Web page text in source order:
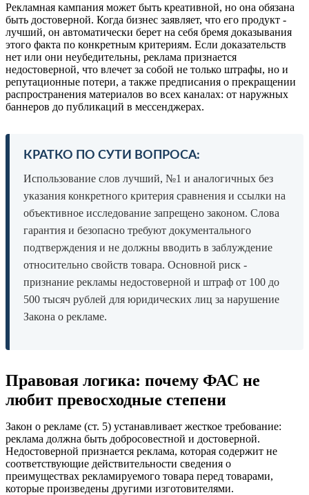
Рекламная кампания может быть креативной, но она обязана
быть достоверной. Когда бизнес заявляет, что его продукт -
лучший, он автоматически берет на себя бремя доказывания
этого факта по конкретным критериям. Если доказательств
нет или они неубедительны, реклама признается
недостоверной, что влечет за собой не только штрафы, но и
репутационные потери, а также предписания о прекращении
распространения материалов во всех каналах: от наружных
баннеров до публикаций в мессенджерах.
КРАТКО ПО СУТИ ВОПРОСА:
Использование слов лучший, №1 и аналогичных без
указания конкретного критерия сравнения и ссылки на
объективное исследование запрещено законом. Слова
гарантия и безопасно требуют документального
подтверждения и не должны вводить в заблуждение
относительно свойств товара. Основной риск -
признание рекламы недостоверной и штраф от 100 до
500 тысяч рублей для юридических лиц за нарушение
Закона о рекламе.
Правовая логика: почему ФАС не
любит превосходные степени
Закон о рекламе (ст. 5) устанавливает жесткое требование:
реклама должна быть добросовестной и достоверной.
Недостоверной признается реклама, которая содержит не
соответствующие действительности сведения о
преимуществах рекламируемого товара перед товарами,
которые произведены другими изготовителями.